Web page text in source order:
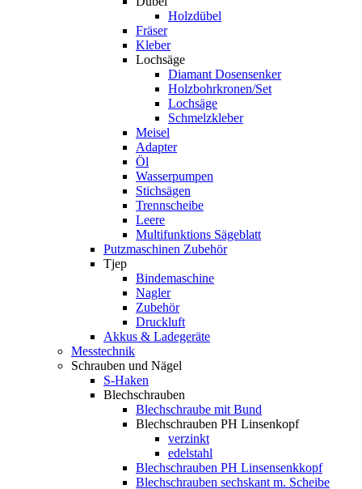
Holzdübel
Fräser
Kleber
Lochsäge
Diamant Dosensenker
Holzbohrkronen/Set
Lochsäge
Schmelzkleber
Meisel
Adapter
Öl
Wasserpumpen
Stichsägen
Trennscheibe
Leere
Multifunktions Sägeblatt
Putzmaschinen Zubehör
Tjep
Bindemaschine
Nagler
Zubehör
Druckluft
Akkus & Ladegeräte
Messtechnik
Schrauben und Nägel
S-Haken
Blechschrauben
Blechschraube mit Bund
Blechschrauben PH Linsenkopf
verzinkt
edelstahl
Blechschrauben PH Linsensenkkopf
Blechschrauben sechskant m. Scheibe